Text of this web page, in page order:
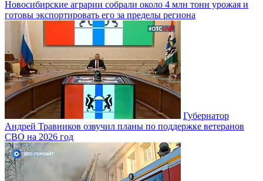
Новосибирские аграрии собрали около 4 млн тонн урожая и
готовы экспортировать его за пределы региона
Губернатор
Андрей Травников озвучил планы по поддержке ветеранов
СВО на 2026 год